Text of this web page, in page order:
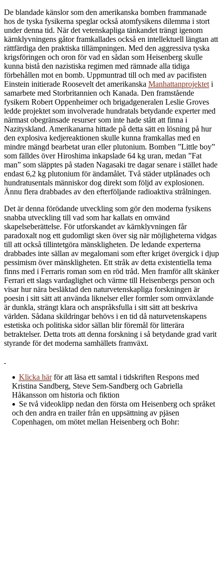
De blandade känslor som den amerikanska bomben frammanade
hos de tyska fysikerna speglar också atomfysikens dilemma i stort
under denna tid. När det vetenskapliga tänkandet trängt igenom
kärnklyvningens gåtor framkallades också en intellektuell längtan att
rättfärdiga den praktiska tillämpningen. Med den aggressiva tyska
krigsföringen och oron för vad en sådan som Heisenberg skulle
kunna bistå den nazistiska regimen med rämnade alla tidiga
förbehållen mot en bomb. Uppmuntrad till och med av pacifisten
Einstein initierade Roosevelt det amerikanska Manhattanprojektet i
samarbete med Storbritannien och Kanada. Den framstående
fysikern Robert Oppenheimer och brigadgeneralen Leslie Groves
ledde projektet som involverade hundratals betydande experter med
närmast obegränsade resurser som inte hade stått att finna i
Nazityskland. Amerikanarna hittade på detta sätt en lösning på hur
den explosiva kedjereaktionen skulle kunna framkallas med en
mindre mängd bearbetat uran eller plutonium. Bomben ”Little boy”
som fälldes över Hiroshima inkapslade 64 kg uran, medan ”Fat
man” som släpptes på staden Nagasaki tre dagar senare i stället hade
endast 6,2 kg plutonium för ändamålet. Två städer utplånades och
hundratusentals människor dog direkt som följd av explosionen.
Ännu flera drabbades av den efterföljande radioaktiva strålningen.
Det är denna förödande utveckling som gör den moderna fysikens
snabba utveckling till vad som har kallats en omvänd
skapelseberättelse. För utforskandet av kärnklyvningen får
paradoxalt nog ett gudomligt sken över sig när möjligheterna vidgas
till att också tillintetgöra mänskligheten. De ledande experterna
drabbades inte sällan av megalomani som efter kriget övergick i djup
pessimism över mänskligheten. Ett stråk av detta existentiella tema
finns med i Ferraris roman som en röd tråd. Men framför allt skänker
Ferrari ett slags vardaglighet och värme till Heisenbergs person och
visar hur nära besläktad den naturvetenskapliga forskningen är
poesin i sitt sätt att använda liknelser eller formler som omväxlande
är dunkla, strängt klara och anspråksfulla i sitt sätt att beskriva
världen. Sådana skildringar behövs i en tid då naturvetenskapens
estetiska och politiska sidor sällan blir föremål för litterära
betraktelser. Detta trots att denna forskning i så betydande grad varit
styrande för det moderna samhällets framväxt.
Klicka härför att läsa ett samtal i tidskriften Respons med
Kristina Sandberg, Steve Sem-Sandberg och Gabriella
Håkansson om historia och fiktion
Se två videoklipp nedan den första om Heisenberg och språket
och den andra en trailer från en uppsättning av pjäsen
Copenhagen, om mötet mellan Heisenberg och Bohr: